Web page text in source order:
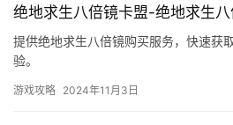
绝地求生八倍镜卡盟-绝地求生
提供绝地求生八倍镜购买服务，快速获
验。
游戏攻略 2024年11月3日